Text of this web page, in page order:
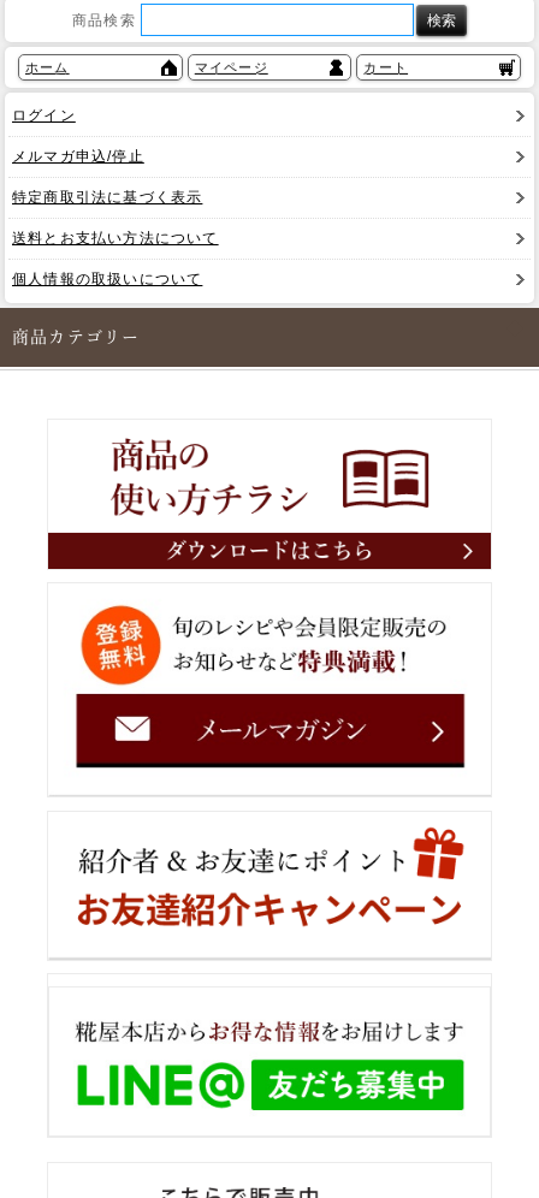
商品検索
ホーム マイページ カート
ログイン
メルマガ申込/停止
特定商取引法に基づく表示
送料とお支払い方法について
個人情報の取扱いについて
商品カテゴリー